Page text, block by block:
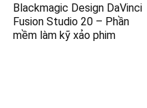
Blackmagic Design DaVinci
Fusion Studio 20 – Phần
mềm làm kỹ xảo phim